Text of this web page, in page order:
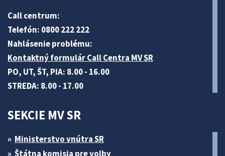
Call centrum:
Telefón: 0800 222 222
Nahlásenie problému:
Kontaktný formulár Call Centra MV SR
PO, UT, ŠT, PIA: 8.00 - 16.00
STREDA: 8.00 - 17.00
SEKCIE MV SR
Ministerstvo vnútra SR
Štátna komisia pre volby